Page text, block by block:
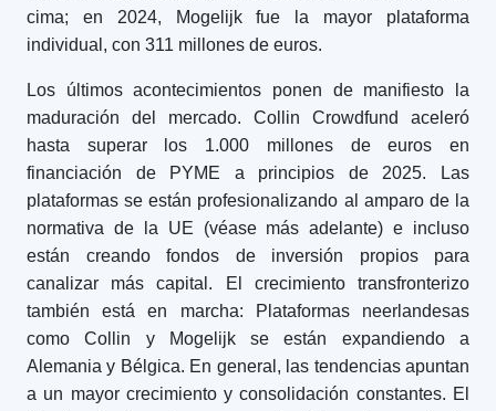
cima; en 2024, Mogelijk fue la mayor plataforma
individual, con 311 millones de euros.
Los últimos acontecimientos ponen de manifiesto la
maduración del mercado. Collin Crowdfund aceleró
hasta superar los 1.000 millones de euros en
financiación de PYME a principios de 2025. Las
plataformas se están profesionalizando al amparo de la
normativa de la UE (véase más adelante) e incluso
están creando fondos de inversión propios para
canalizar más capital. El crecimiento transfronterizo
también está en marcha: Plataformas neerlandesas
como Collin y Mogelijk se están expandiendo a
Alemania y Bélgica. En general, las tendencias apuntan
a un mayor crecimiento y consolidación constantes. El